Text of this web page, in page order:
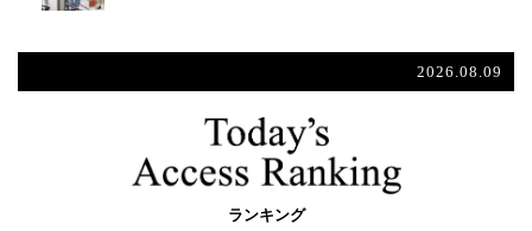
2026.08.09
ランキング